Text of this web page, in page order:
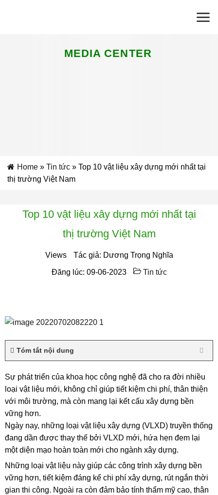
MEDIA CENTER
Home » Tin tức » Top 10 vật liệu xây dựng mới nhất tại
thị trường Việt Nam
Top 10 vật liệu xây dựng mới nhất tại
thị trường Việt Nam
Views Tác giả: Dương Trọng Nghĩa
Đăng lúc: 09-06-2023 Tin tức
Tóm tắt nội dung
Sự phát triển của khoa học công nghệ đã cho ra đời nhiều
loại vật liệu mới, không chỉ giúp tiết kiệm chi phí, thân thiện
với môi trường, mà còn mang lại kết cấu xây dựng bền
vững hơn.
Ngày nay, những loại vật liệu xây dựng (VLXD) truyền thống
đang dần được thay thế bởi VLXD mới, hứa hẹn đem lại
một diện mạo hoàn toàn mới cho ngành xây dựng.
Những loại vật liệu này giúp các công trình xây dựng bền
vững hơn, tiết kiệm đáng kể chi phí xây dựng, rút ngắn thời
gian thi công. Ngoài ra còn đảm bảo tính thẩm mỹ cao, thân